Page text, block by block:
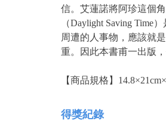
信。艾蓮諾將阿珍這個
（Daylight Saving
周遭的人事物，應該就
重。因此本書甫一出版
【商品規格】
得獎紀錄